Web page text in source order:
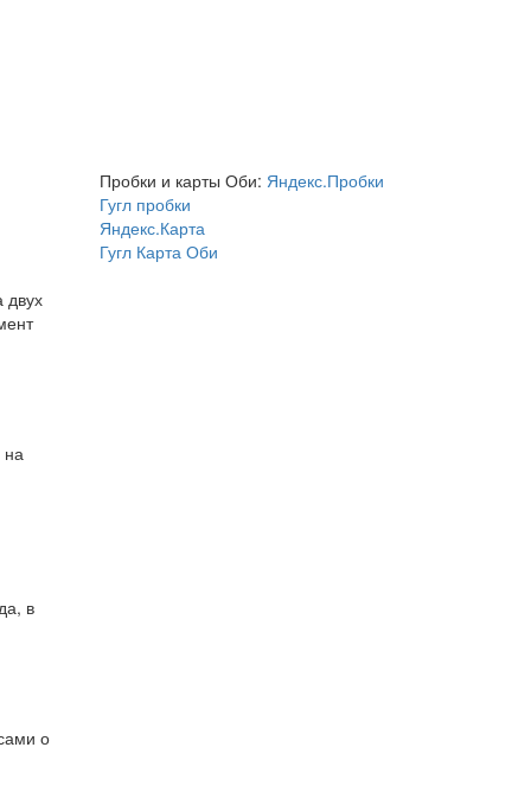
двух
на
в
о
Пробки и карты Оби: Яндекс.Пробки
Гугл пробки
Яндекс.Карта
Гугл Карта Оби